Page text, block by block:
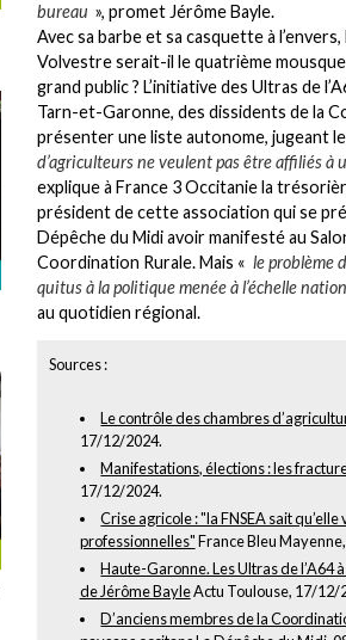
bureau », promet Jérôme Bayle.
Avec sa barbe et sa casquette à
Volvestre serait-il le quatrième
grand public ? L’initiative des Ultras de
Tarn-et-Garonne, des dissidents de la
présenter une liste autonome, jugeant
d’agriculteurs ne veulent pas être affiliés à
explique à France 3 Occitanie la
président de cette association qui se
Dépêche du Midi avoir manifesté au
Coordination Rurale. Mais « le problème
quitus à la politique menée à l’échelle
au quotidien régional.
Sources :
Le contrôle des chambres
17/12/2024.
Manifestations, élections : les
17/12/2024.
Crise agricole : "la FNSEA sait
professionnelles"France Bleu
Haute-Garonne. Les Ultras de l’A64
de Jérôme BayleActu Toulouse, 17/12/
D’anciens membres de la